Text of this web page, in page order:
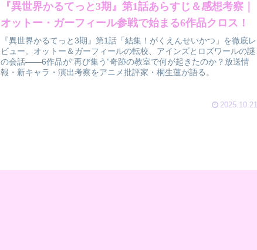
『異世界かるてっと3期』第1話あらすじ＆感想考察｜
オットー・ガーフィール参戦で始まる6作品クロス！
『異世界かるてっと3期』第1話「結集！がくえんせいかつ」を徹底レ
ビュー。オットー＆ガーフィールの転校、アインズとロズワールの謎
の会話――6作品が“再び集う”奇跡の教室で何が起きたのか？放送情
報・新キャラ・演出考察をアニメ批評家・桐生蓮が語る。
2025.10.21